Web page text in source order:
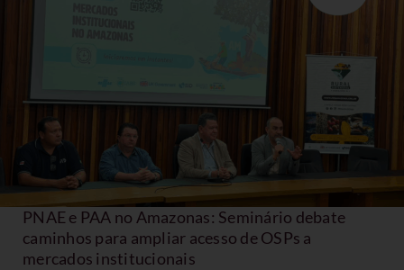
PNAE e PAA no Amazonas: Seminário debate
caminhos para ampliar acesso de OSPs a
mercados institucionais